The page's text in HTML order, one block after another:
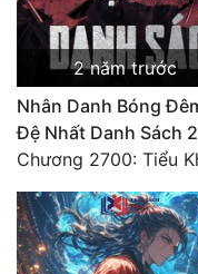
2 năm trước
Nhân Danh Bóng
Đệ Nhất Danh Sách 2